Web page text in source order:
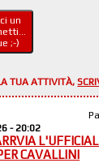
un
;-)
TUA ATTIVITÀ,
- 20:02
CAVALLINI